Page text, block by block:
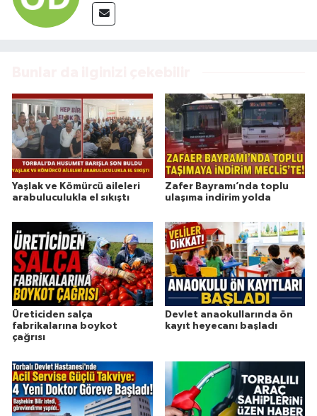
Yaşlak ve Kömürcü aileleri
arabuluculukla el sıkıştı
Zafer Bayramı’nda toplu
ulaşıma indirim yolda
Üreticiden salça
fabrikalarına boykot
çağrısı
Devlet anaokullarında ön
kayıt heyecanı başladı